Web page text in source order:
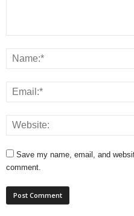
Save my name, email, and
comment.